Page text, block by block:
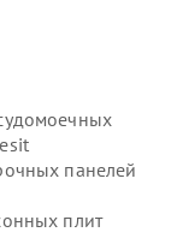
панелей
плит